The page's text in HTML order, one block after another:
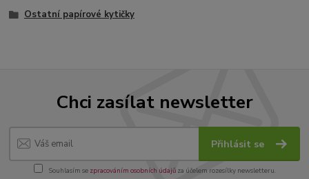
Ostatní papírové kytičky
Chci zasílat newsletter
Přihlásit se
Souhlasím se zpracováním osobních údajůza účelem rozesílky newsletteru.